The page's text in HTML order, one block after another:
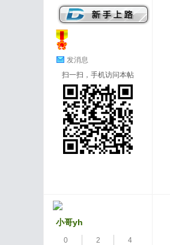
发消息
扫一扫，手机访问本帖
小哥yh
0
2
4